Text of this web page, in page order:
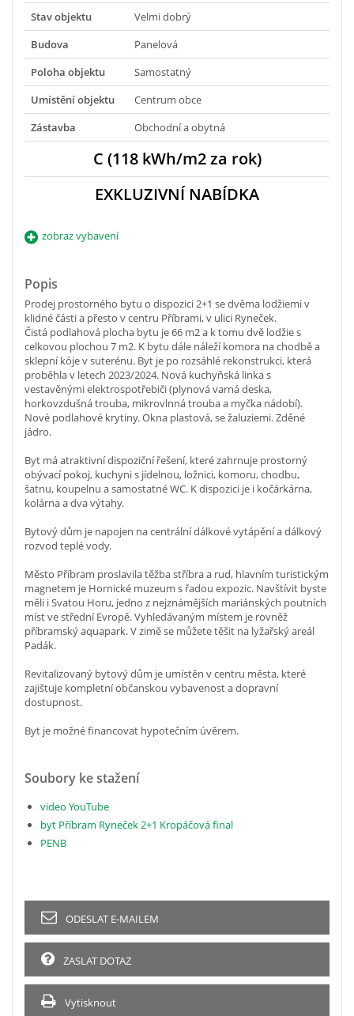
Stav objektu
Velmi dobrý
Budova
Panelová
Poloha objektu
Samostatný
Umístění objektu
Centrum obce
Zástavba
Obchodní a obytná
C (118 kWh/m2 za rok)
EXKLUZIVNÍ NABÍDKA
zobraz vybavení
Popis
Prodej prostorného bytu o dispozici 2+1 se dvěma lodžiemi v
klidné části a přesto v centru Příbrami, v ulici Ryneček.
Čistá podlahová plocha bytu je 66 m2 a k tomu dvě lodžie s
celkovou plochou 7 m2. K bytu dále náleží komora na chodbě a
sklepní kóje v suterénu. Byt je po rozsáhlé rekonstrukci, která
proběhla v letech 2023/2024. Nová kuchyňská linka s
vestavěnými elektrospotřebiči (plynová varná deska,
horkovzdušná trouba, mikrovlnná trouba a myčka nádobí).
Nové podlahové krytiny. Okna plastová, se žaluziemi. Zděné
jádro.
Byt má atraktivní dispoziční řešení, které zahrnuje prostorný
obývací pokoj, kuchyni s jídelnou, ložnici, komoru, chodbu,
šatnu, koupelnu a samostatné WC. K dispozici je i kočárkárna,
kolárna a dva výtahy.
Bytový dům je napojen na centrální dálkové vytápění a dálkový
rozvod teplé vody.
Město Příbram proslavila těžba stříbra a rud, hlavním turistickým
magnetem je Hornické muzeum s řadou expozic. Navštívit byste
měli i Svatou Horu, jedno z nejznámějších mariánských poutních
míst ve střední Evropě. Vyhledávaným místem je rovněž
příbramský aquapark. V zimě se můžete těšit na lyžařský areál
Padák.
Revitalizovaný bytový dům je umístěn v centru města, které
zajištuje kompletní občanskou vybavenost a dopravní
dostupnost.
Byt je možné financovat hypotečním úvěrem.
Soubory ke stažení
video YouTube
byt Příbram Ryneček 2+1 Kropáčová final
PENB
ODESLAT E-MAILEM
ZASLAT DOTAZ
Vytisknout